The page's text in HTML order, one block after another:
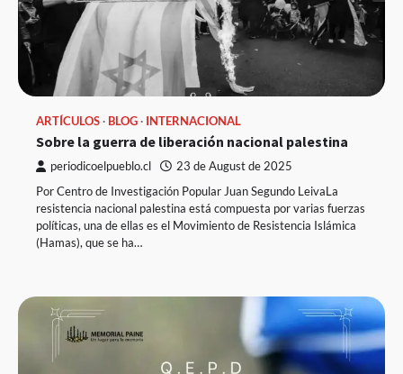
ARTÍCULOS BLOG INTERNACIONAL
Sobre la guerra de liberación nacional palestina
periodicoelpueblo.cl 23 de August de 2025
Por Centro de Investigación Popular Juan Segundo LeivaLa
resistencia nacional palestina está compuesta por varias fuerzas
políticas, una de ellas es el Movimiento de Resistencia Islámica
(Hamas), que se ha…